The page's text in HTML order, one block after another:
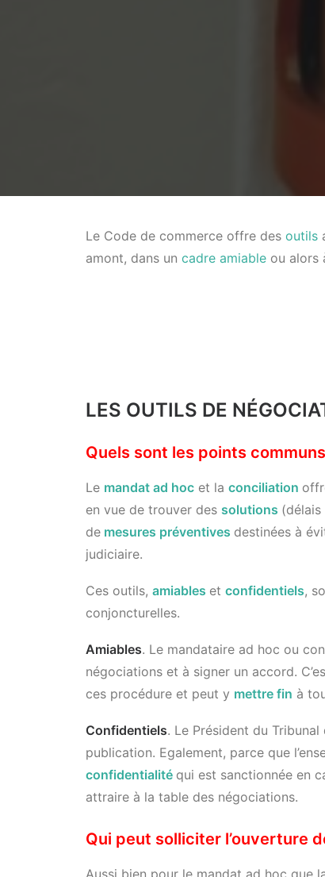
Le Code de commerce offre des outils
amont, dans un cadre amiable ou alors
LES OUTILS DE
Quels sont les points
Le mandat ad hoc et la conciliation
en vue de trouver des solutions
de mesures préventives destinées à
judiciaire.
Ces outils, amiables et confidentiels,
conjoncturelles.
Amiables. Le mandataire ad hoc ou
négociations et à signer un accord.
ces procédure et peut y mettre fin à
Confidentiels. Le Président du
publication. Egalement, parce que
confidentialité qui est sanctionnée en
attraire à la table des négociations.
Qui peut solliciter l’ouverture
Aussi bien pour le mandat ad hoc que